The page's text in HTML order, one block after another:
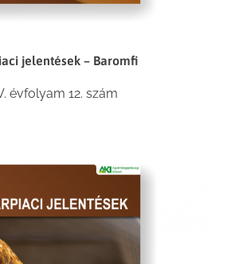
jelentések – Baromfi
évfolyam 12. szám